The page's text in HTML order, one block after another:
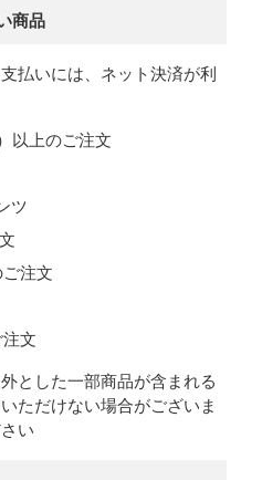
商品
払いには、ネット決済が利
以上のご注文
ツ
注文
文
とした一部商品が含まれる
ただけない場合がございま
い